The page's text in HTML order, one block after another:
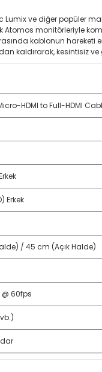
ve diğer popüler
Atomos monitörleriyle
kablonun hareketi
kaldırarak, kesintisiz
HDMI to Full-HDMI
Erkek
/ 45 cm (Açık Halde)
@ 60fps